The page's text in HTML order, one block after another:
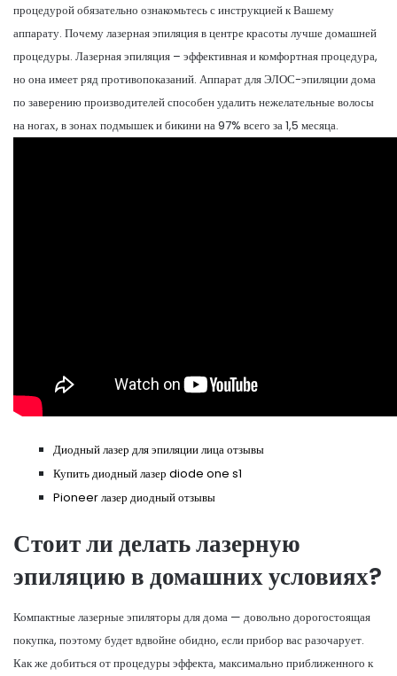
процедурой обязательно ознакомьтесь с инструкцией к Вашему
аппарату. Почему лазерная эпиляция в центре красоты лучше домашней
процедуры. Лазерная эпиляция – эффективная и комфортная процедура,
но она имеет ряд противопоказаний. Аппарат для ЭЛОС-эпиляции дома
по заверению производителей способен удалить нежелательные волосы
на ногах, в зонах подмышек и бикини на 97% всего за 1,5 месяца.
Диодный лазер для эпиляции лица отзывы
Купить диодный лазер diode one s1
Pioneer лазер диодный отзывы
Стоит ли делать лазерную
эпиляцию в домашних условиях?
Компактные лазерные эпиляторы для дома — довольно дорогостоящая
покупка, поэтому будет вдвойне обидно, если прибор вас разочарует.
Как же добиться от процедуры эффекта, максимально приближенного к